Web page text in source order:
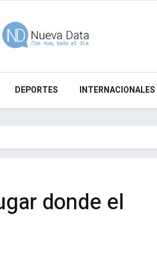
DEPORTES INTERNACIONALES
donde el